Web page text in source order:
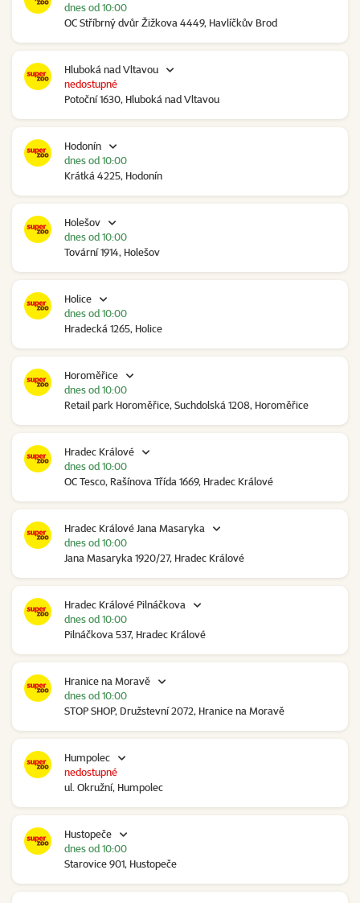
OC Stříbrný dvůr Žižkova 4449, Havlíčkův Brod
dnes od 10:00
Hluboká nad Vltavou
Potoční 1630, Hluboká nad Vltavou
nedostupné
Hodonín
Krátká 4225, Hodonín
dnes od 10:00
Holešov
Tovární 1914, Holešov
dnes od 10:00
Holice
Hradecká 1265, Holice
dnes od 10:00
Horoměřice
Retail park Horoměřice, Suchdolská 1208, Horoměřice
dnes od 10:00
Hradec Králové
OC Tesco, Rašínova Třída 1669, Hradec Králové
dnes od 10:00
Hradec Králové Jana Masaryka
Jana Masaryka 1920/27, Hradec Králové
dnes od 10:00
Hradec Králové Pilnáčkova
Pilnáčkova 537, Hradec Králové
dnes od 10:00
Hranice na Moravě
STOP SHOP, Družstevní 2072, Hranice na Moravě
dnes od 10:00
Humpolec
ul. Okružní, Humpolec
nedostupné
Hustopeče
Starovice 901, Hustopeče
dnes od 10:00